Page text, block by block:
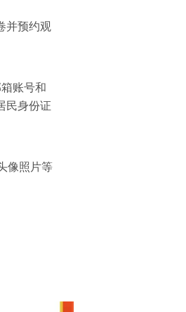
并预约观
账号和
民身份证
像照片等